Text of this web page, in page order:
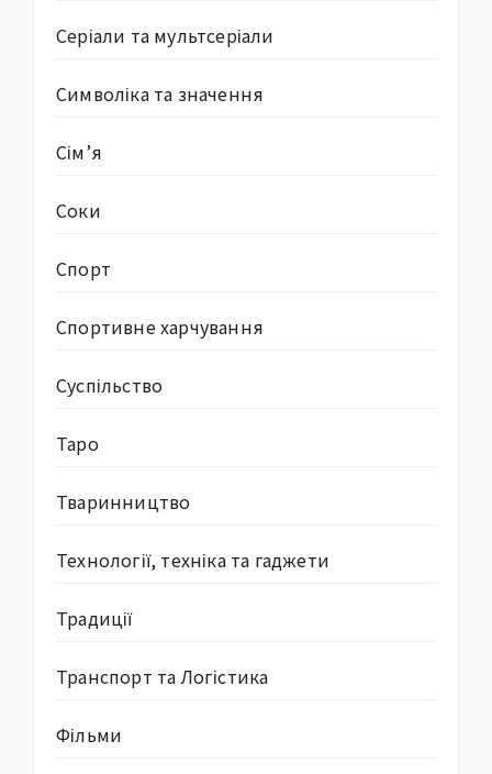
Серіали та мультсеріали
Символіка та значення
Сім’я
Соки
Спорт
Спортивне харчування
Суcпільство
Таро
Тваринництво
Технології, техніка та гаджети
Традиції
Транспорт та Логістика
Фільми